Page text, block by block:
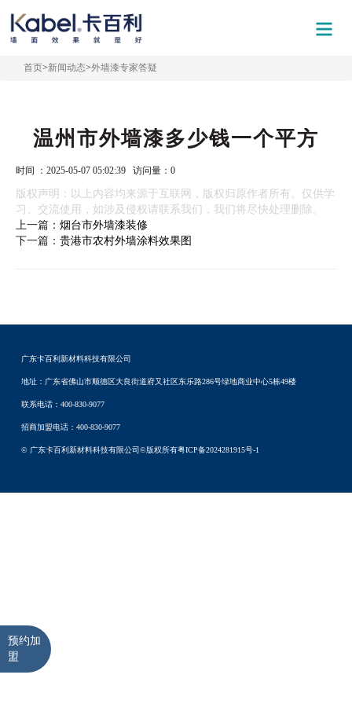
首页>新闻动态>外墙漆专家答疑
温州市外墙漆多少钱一个平方
时间 ：2025-05-07 05:02:39 访问量： 0
版权声明：以上内容均来源于互联网，版权归原作者所有。仅供学
习、交流使用，如涉及侵权请联系我们，我们将尽快处理删除。
上一篇： 烟台市外墙漆装修
下一篇： 贵港市农村外墙涂料效果图
预约加
盟
广东卡百利新材料科技有限公司
地址：广东省佛山市顺德区大良街道府又社区东乐路286号绿地商业中心5栋49楼
联系电话：400-830-9077
招商加盟电话：400-830-9077
© 广东卡百利新材料科技有限公司©版权所有粤ICP备2024281915号-1